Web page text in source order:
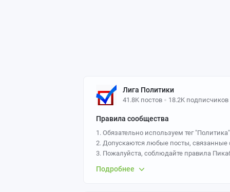
Лига Политики
41.8K постов 18.2K подписчиков
Правила сообщества
1. Обязательно используем тег
2. Допускаются любые посты,
3. Пожалуйста, соблюдайте правила
5. Адмодеры вправе скрывать ветки
Подробнее